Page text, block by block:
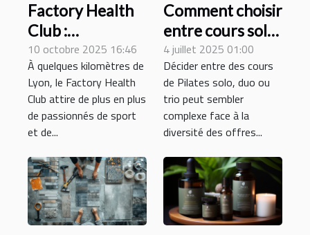
Factory Health
Club :
connaissez-vous
cette salle de
sport près de
Lyon ?
10 octobre 2025 16:46
À quelques kilomètres de
Lyon, le Factory Health
Club attire de plus en plus
de passionnés de sport
et de...
Comment choisir
entre cours solo,
duo ou trio de
Pilates ?
4 juillet 2025 01:00
Décider entre des cours
de Pilates solo, duo ou
trio peut sembler
complexe face à la
diversité des offres...